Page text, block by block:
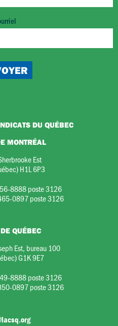
DU QUÉBEC
MONTRÉAL
Est
H1L 6P3
8888 poste 3126
0897 poste 3126
QUÉBEC
Est, bureau 100
G1K 9E7
8888 poste 3126
0897 poste 3126